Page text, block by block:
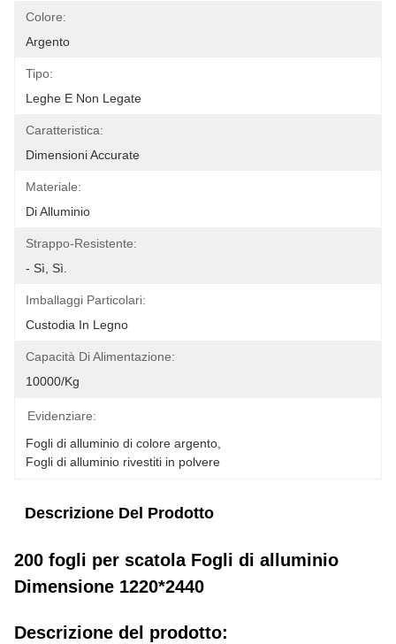
Colore:
Argento
Tipo:
Leghe E Non Legate
Caratteristica:
Dimensioni Accurate
Materiale:
Di Alluminio
Strappo-Resistente:
- Sì, Sì.
Imballaggi Particolari:
Custodia In Legno
Capacità Di Alimentazione:
10000/kg
Evidenziare:
Fogli di alluminio di colore argento
Fogli di alluminio rivestiti in polvere
Descrizione Del Prodotto
200 fogli per scatola Fogli di alluminio
Dimensione 1220*2440
Descrizione del prodotto: